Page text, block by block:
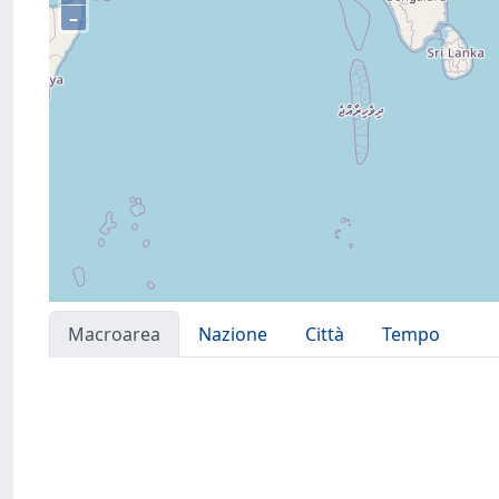
–
Macroarea Nazione Città Tempo